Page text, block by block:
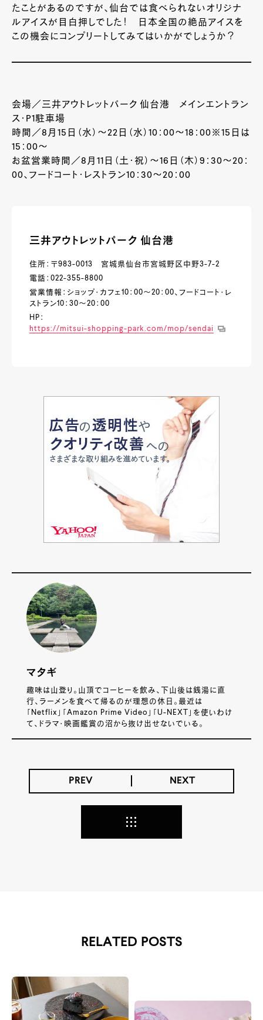
たことがあるのですが、仙台では食べられないオリジナ
ルアイスが目白押しでした！ 日本全国の絶品アイスを
この機会にコンプリートしてみてはいかがでしょうか？
会場／三井アウトレットパーク 仙台港 メインエントラン
ス・P1駐車場
時間／8月15日（水）～22日（水）10：00～18：00※15日は
15：00～
お盆営業時間／8月11日（土・祝）～16日（木）9：30～20：
00、フードコート・レストラン10：30～20：00
三井アウトレットパーク 仙台港
住所：〒983-0013 宮城県仙台市宮城野区中野3-7-2
電話：022-355-8800
営業情報：ショップ・カフェ10：00～20：00、フードコート・レ
ストラン10：30～20：00
HP：
https://mitsui-shopping-park.com/mop/sendai
マタギ
趣味は山登り。山頂でコーヒーを飲み、下山後は銭湯に直
行、ラーメンを食べて帰るのが理想の休日。最近は
「Netflix」「Amazon Prime Video」「U-NEXT」を使いわけ
て、ドラマ・映画鑑賞の沼から抜け出せないでいる。
PREV NEXT
RELATED POSTS